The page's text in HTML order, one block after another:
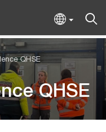
QHSE
QHSE